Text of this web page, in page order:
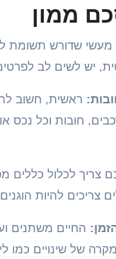
ממון
שדורש תשומת
יש לשים לב
ראשית, חשוב
חובות וכל
צריך לכלול כללים
צריכים להיות
החיים משתנים
של שינויים כמו